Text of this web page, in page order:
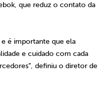
que reduz o contato da
é importante que ela
e cuidado com cada
definiu o diretor de